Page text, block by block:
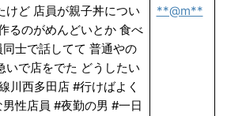
けど 店員が親子丼につい
るのがめんどいとか 食べ
士で話してて 普通やの
いで店をでた どうしたい
川西多田店 #行けばよく
男性店員 #夜勤の男 #一日
**@m**